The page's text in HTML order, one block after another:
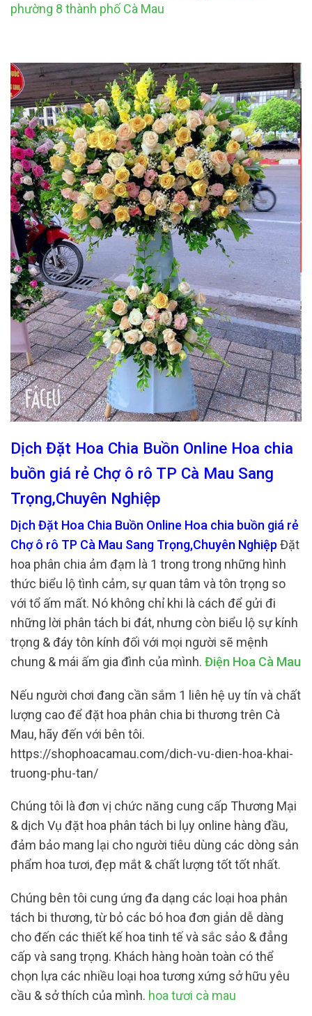
phường 8 thành phố Cà Mau
Dịch Đặt Hoa Chia Buồn Online Hoa chia
buồn giá rẻ Chợ ô rô TP Cà Mau Sang
Trọng,Chuyên Nghiệp
Dịch Đặt Hoa Chia Buồn Online Hoa chia buồn giá rẻ
Chợ ô rô TP Cà Mau Sang Trọng,Chuyên Nghiệp Đặt
hoa phân chia ảm đạm là 1 trong trong những hình
thức biểu lộ tình cảm, sự quan tâm và tôn trọng so
với tổ ấm mất. Nó không chỉ khi là cách để gửi đi
những lời phân tách bi đát, nhưng còn biểu lộ sự kính
trọng & đáy tôn kính đối với mọi người sẽ mệnh
chung & mái ấm gia đình của mình. Điện Hoa Cà Mau
Nếu người chơi đang cần sắm 1 liên hệ uy tín và chất
lượng cao để đặt hoa phân chia bi thương trên Cà
Mau, hãy đến với bên tôi.
https://shophoacamau.com/dich-vu-dien-hoa-khai-
truong-phu-tan/
Chúng tôi là đơn vị chức năng cung cấp Thương Mại
& dịch Vụ đặt hoa phân tách bi lụy online hàng đầu,
đảm bảo mang lại cho người tiêu dùng các dòng sản
phẩm hoa tươi, đẹp mắt & chất lượng tốt tốt nhất.
Chúng bên tôi cung ứng đa dạng các loại hoa phân
tách bi thương, từ bỏ các bó hoa đơn giản dễ dàng
cho đến các thiết kế hoa tinh tế và sắc sảo & đẳng
cấp và sang trọng. Khách hàng hoàn toàn có thể
chọn lựa các nhiều loại hoa tương xứng sở hữu yêu
cầu & sở thích của mình. hoa tươi cà mau